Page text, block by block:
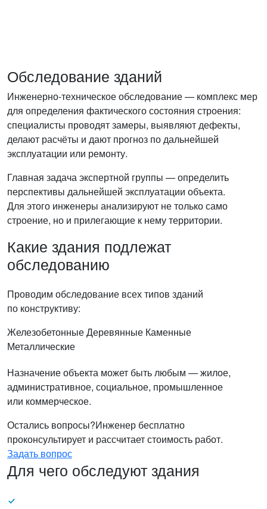
Обследование зданий
Инженерно-техническое обследование — комплекс мер
для определения фактического состояния строения:
специалисты проводят замеры, выявляют дефекты,
делают расчёты и дают прогноз по дальнейшей
эксплуатации или ремонту.
Главная задача экспертной группы — определить
перспективы дальнейшей эксплуатации объекта.
Для этого инженеры анализируют не только само
строение, но и прилегающие к нему территории.
Какие здания подлежат
обследованию
Проводим обследование всех типов зданий
по конструктиву:
ЖелезобетонныеДеревянные Каменные
Металлические
Назначение объекта может быть любым — жилое,
административное, социальное, промышленное
или коммерческое.
Остались вопросы?Инженер бесплатно
проконсультирует и рассчитает стоимость работ.
Задать вопрос
Для чего обследуют здания